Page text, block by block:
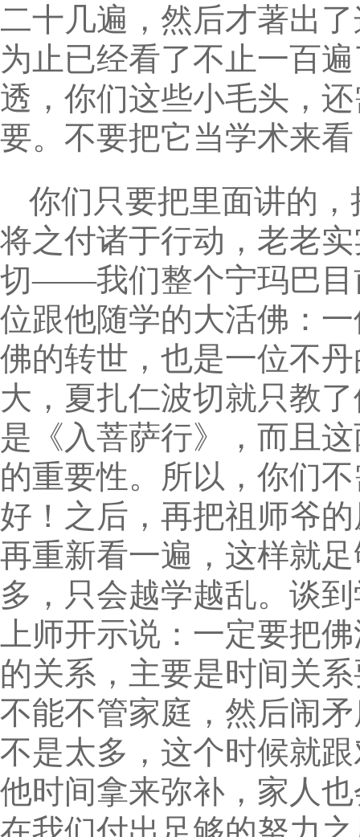
二十几遍，然后才著出
为止已经看了不止一百
透，你们这些小毛头，
要。不要把它当学术来
你们只要把里面讲的
将之付诸于行动，老老
切——我们整个宁玛巴目
位跟他随学的大活佛：
佛的转世，也是一位不
大，夏扎仁波切就只教
是《入菩萨行》，而且
的重要性。所以，你们
好！之后，再把祖师爷
再重新看一遍，这样就
多，只会越学越乱。谈
上师开示说：一定要把
的关系，主要是时间关
不能不管家庭，然后闹
不是太多，这个时候就
他时间拿来弥补，家人